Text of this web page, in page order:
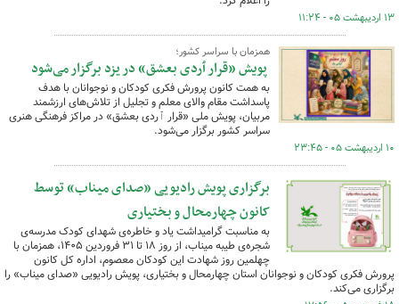
۱۳ اردیبهشت ۰۵ - ۱۱:۲۴
همزمان با سراسر کشور؛
پویش «قرار ٱردی بعشق» در یزد برگزار می‌شود
به همت کانون پرورش فکری کودکان و نوجوانان با هدف
پاسداشت مقام والای معلم و تجلیل از تلاش‌های ارزشمند
مربیان، پویش ملی «قرار ٱردی بعشق» در مراکز فرهنگی هنری
سراسر کشور برگزار می‌شود.
۱۰ اردیبهشت ۰۵ - ۲۳:۴۵
برگزاری پویش رادیویی «صدای میناب» توسط
کانون چهارمحال و بختیاری
به مناسبت گرامیداشت یاد و خاطره‌ی شهدای کودک مدرسه‌ی
شجره‌ی طیبه میناب، از روز ۱۸ تا ۳۱ فروردین ۱۴۰۵، همزمان با
چهلمین روز شهادت این کودکان معصوم، اداره کل کانون
پرورش فکری کودکان و نوجوانان استان چهارمحال و بختیاری، پویش رادیویی «صدای میناب» را
برگزاری می‌کند.